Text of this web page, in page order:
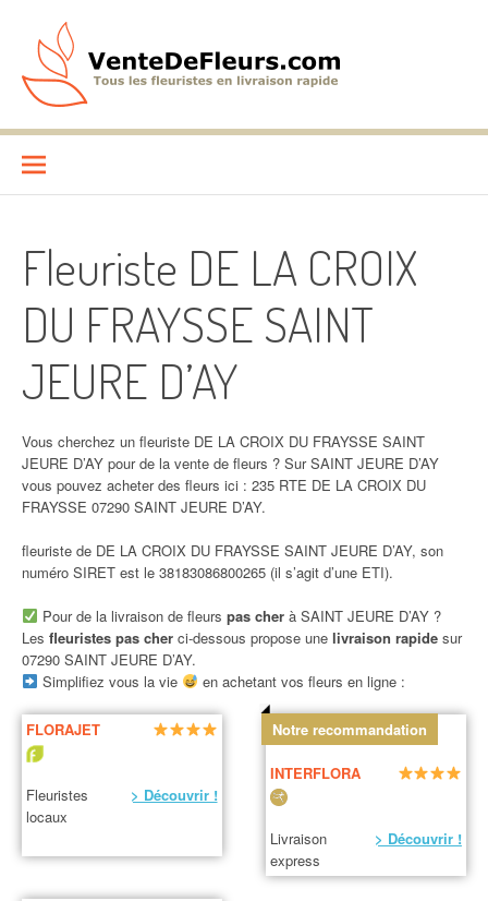
contenu
VenteDeFleurs.com
Fleuriste DE LA CROIX
DU FRAYSSE SAINT
JEURE D’AY
Vous cherchez un fleuriste DE LA CROIX DU FRAYSSE SAINT
JEURE D’AY pour de la vente de fleurs ? Sur SAINT JEURE D’AY
vous pouvez acheter des fleurs ici : 235 RTE DE LA CROIX DU
FRAYSSE 07290 SAINT JEURE D’AY.
fleuriste de DE LA CROIX DU FRAYSSE SAINT JEURE D’AY, son
numéro SIRET est le 38183086800265 (il s’agit d’une ETI).
Pour de la livraison de fleurs pas cherà SAINT JEURE D’AY ?
Les fleuristes pas cher ci-dessous propose une livraison rapide sur
07290 SAINT JEURE D’AY.
Simplifiez vous la vie
en achetant vos fleurs en ligne :
FLORAJET
Fleuristes
locaux
> Découvrir !
Notre recommandation
INTERFLORA
Livraison
express
> Découvrir !